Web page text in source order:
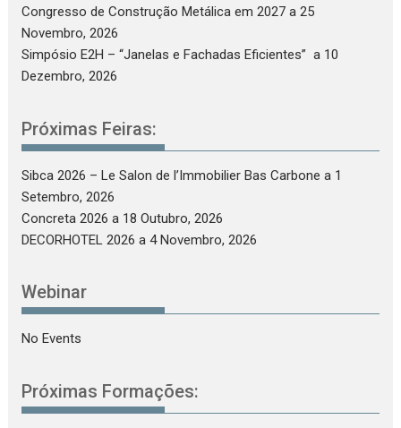
Congresso de Construção Metálica em 2027 a 25
Novembro, 2026
Simpósio E2H – “Janelas e Fachadas Eficientes” a 10
Dezembro, 2026
Próximas Feiras:
Sibca 2026 – Le Salon de l’Immobilier Bas Carbone a 1
Setembro, 2026
Concreta 2026 a 18 Outubro, 2026
DECORHOTEL 2026 a 4 Novembro, 2026
Webinar
No Events
Próximas Formações: